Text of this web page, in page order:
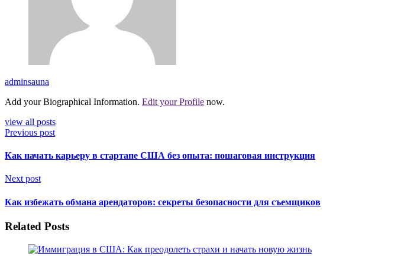
adminsauna
Add your Biographical Information. Edit your Profile now.
view all posts
Previous post
Как начать карьеру в стартапе США без опыта: пошаговая инструкция
Next post
Как избежать обмана арендаторов: секреты безопасности для съемщиков
Related Posts